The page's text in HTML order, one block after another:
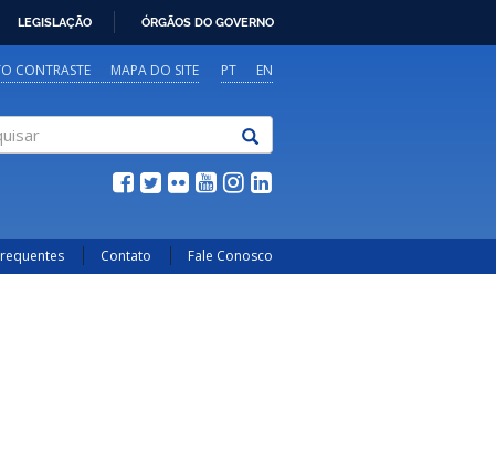
LEGISLAÇÃO ÓRGÃOS DO GOVERNO
PT EN
CONTRASTE MAPA DO SITE
Contato Fale Conosco